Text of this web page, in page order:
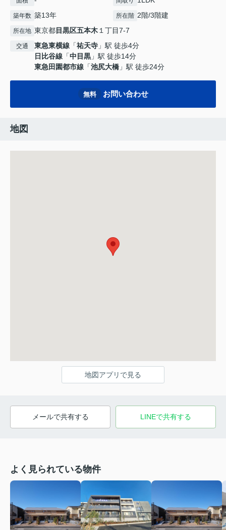
築年数 築13年 所在階 2階/3階建
所在地 東京都目黒区五本木 １丁目7-7
交通 東急東横線 「祐天寺 」駅 徒歩4分
日比谷線 「中目黒 」駅 徒歩14分
東急田園都市線 「池尻大橋 」駅 徒歩24分
無料 お問い合わせ
地図
地図アプリで見る
メールで共有する LINEで共有する
よく見られている物件